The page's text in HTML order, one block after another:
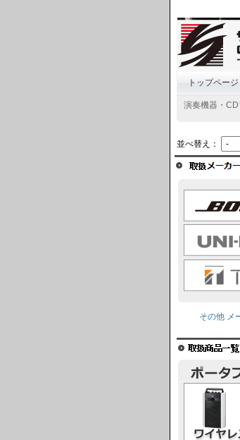
トップページ
演奏機器・
並べ替え：
その他 メ